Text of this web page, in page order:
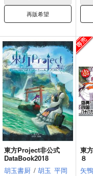
再販希望
東方Project非公式
DataBook2018
胡玉書厨 / 胡玉 平岡
東
８
カ
矢